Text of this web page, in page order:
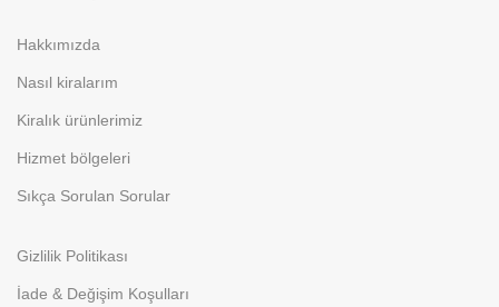
Hakkımızda
Nasıl kiralarım
Kiralık ürünlerimiz
Hizmet bölgeleri
Sıkça Sorulan Sorular
Gizlilik Politikası
İade & Değişim Koşulları